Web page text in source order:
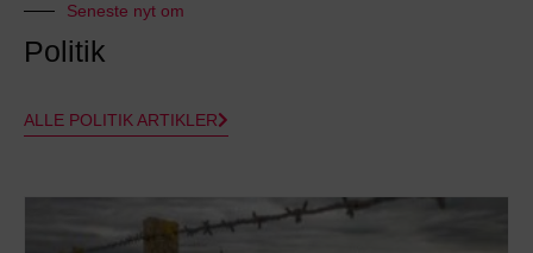
Seneste nyt om
Politik
ALLE POLITIK ARTIKLER